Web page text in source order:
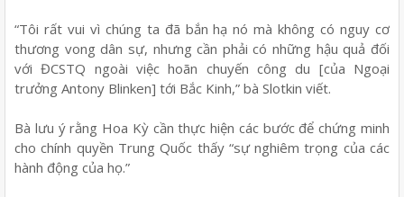
“Tôi rất vui vì chúng ta đã bắn hạ nó mà không có nguy cơ
thương vong dân sự, nhưng cần phải có những hậu quả đối
với ĐCSTQ ngoài việc hoãn chuyến công du [của Ngoại
trưởng Antony Blinken] tới Bắc Kinh,” bà Slotkin viết.
Bà lưu ý rằng Hoa Kỳ cần thực hiện các bước để chứng minh
cho chính quyền Trung Quốc thấy “sự nghiêm trọng của các
hành động của họ.”